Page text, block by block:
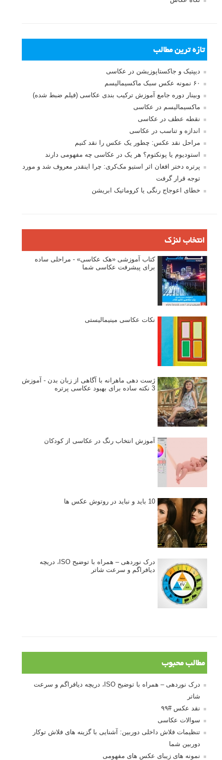
تازه ترین مطالب
دیپتیک و جاکستا‌پوزیشن در عکاسی
۶۰ نمونه عکس سبک ماکسیمالیسم
وبینار دوره جامع آموزش ترکیب بندی عکاسی (فیلم ضبط شده)
ماکسیمالیسم در عکاسی
نقطه عطف در عکاسی
اندازه و تناسب در عکاسی
مراحل نقد عکس: چطور یک عکس را نقد کنیم
استودیوم یا پونکتوم؟ هر یک در عکاسی چه مفهومی دارند
پرتره دختر افغان اثر استیو مک‌کری: چرا اینقدر معروف شد و مورد
توجه قرار گرفت
خطای اعوجاج رنگی یا کروماتیک ابریشن
انتخاب لنزک
کتاب آموزشی «هک عکاسی» - مراحلی ساده
برای پیشرفت عکاسی شما
نکات عکاسی مینیمالیستی
ژست دهی ماهرانه با آگاهی از زبان بدن - آموزش
3 نکته ساده برای بهبود عکاسی پرتره
آموزش انتخاب رنگ در عکاسی از کودکان
10 باید و نباید در روتوش عکس ها
درک نوردهی – همراه با توضیح ISO، دریچه
دیافراگم و سرعت شاتر
مطالب محبوب
درک نوردهی – همراه با توضیح ISO، دریچه دیافراگم و سرعت
شاتر
نقد عکس #۹۹
سوالات عکاسی
تنظیمات فلاش داخلی دوربین: آشنایی با گزینه های فلاش توکار
دوربین شما
نمونه های زیبای عکس های مفهومی